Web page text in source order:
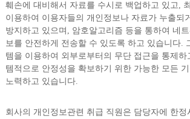
훼손에 대비해서 자료를 수시로 백업하고 있고,
이용하여 이용자들의 개인정보나 자료가 누출되
방지하고 있으며, 암호알고리즘 등을 통하여 네
보를 안전하게 전송할 수 있도록 하고 있습니다.
템을 이용하여 외부로부터의 무단 접근을 통제하
템적으로 안정성을 확보하기 위한 가능한 모든
노력하고 있습니다.
회사의 개인정보관련 취급 직원은 담당자에 한정